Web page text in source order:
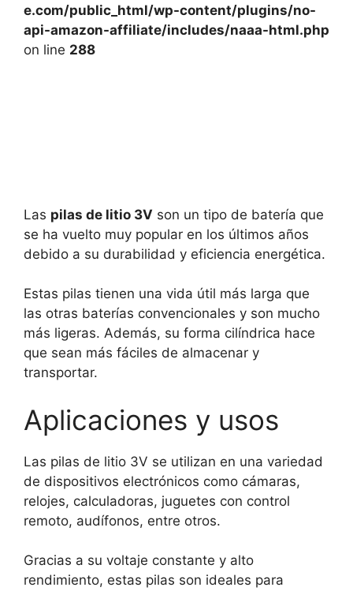
e.com/public_html/wp-content/plugins/no-
api-amazon-affiliate/includes/naaa-html.php
on line 288
Las pilas de litio 3V son un tipo de batería que
se ha vuelto muy popular en los últimos años
debido a su durabilidad y eficiencia energética.
Estas pilas tienen una vida útil más larga que
las otras baterías convencionales y son mucho
más ligeras. Además, su forma cilíndrica hace
que sean más fáciles de almacenar y
transportar.
Aplicaciones y usos
Las pilas de litio 3V se utilizan en una variedad
de dispositivos electrónicos como cámaras,
relojes, calculadoras, juguetes con control
remoto, audífonos, entre otros.
Gracias a su voltaje constante y alto
rendimiento, estas pilas son ideales para